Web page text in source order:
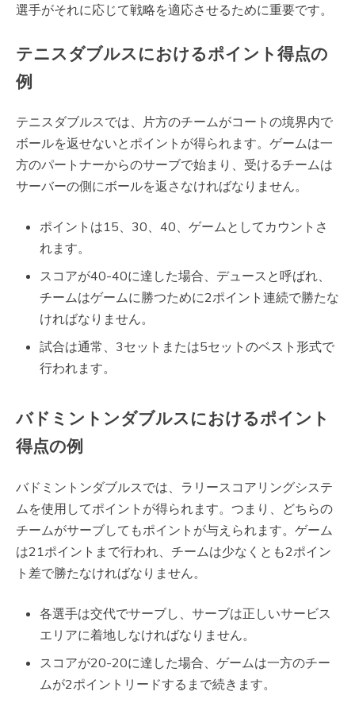
選手がそれに応じて戦略を適応させるために重要です。
テニスダブルスにおけるポイント得点の
例
テニスダブルスでは、片方のチームがコートの境界内で
ボールを返せないとポイントが得られます。ゲームは一
方のパートナーからのサーブで始まり、受けるチームは
サーバーの側にボールを返さなければなりません。
ポイントは15、30、40、ゲームとしてカウントさ
れます。
スコアが40-40に達した場合、デュースと呼ばれ、
チームはゲームに勝つために2ポイント連続で勝たな
ければなりません。
試合は通常、3セットまたは5セットのベスト形式で
行われます。
バドミントンダブルスにおけるポイント
得点の例
バドミントンダブルスでは、ラリースコアリングシステ
ムを使用してポイントが得られます。つまり、どちらの
チームがサーブしてもポイントが与えられます。ゲーム
は21ポイントまで行われ、チームは少なくとも2ポイン
ト差で勝たなければなりません。
各選手は交代でサーブし、サーブは正しいサービス
エリアに着地しなければなりません。
スコアが20-20に達した場合、ゲームは一方のチー
ムが2ポイントリードするまで続きます。